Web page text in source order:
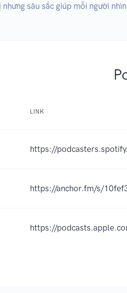
nhưng sâu sắc giúp mỗi người
LINK
https://
https://anchor.fm/s/
https://